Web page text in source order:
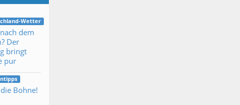
Wetter
dem
Der
bringt
pur
Bohne!